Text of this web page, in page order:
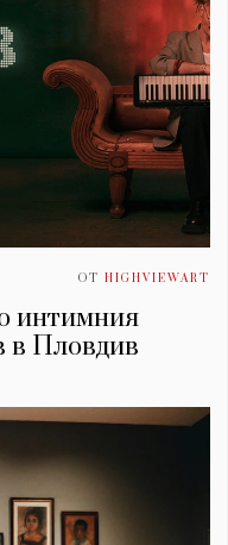
ОТ HIGHVIEWART
интимния
в Пловдив